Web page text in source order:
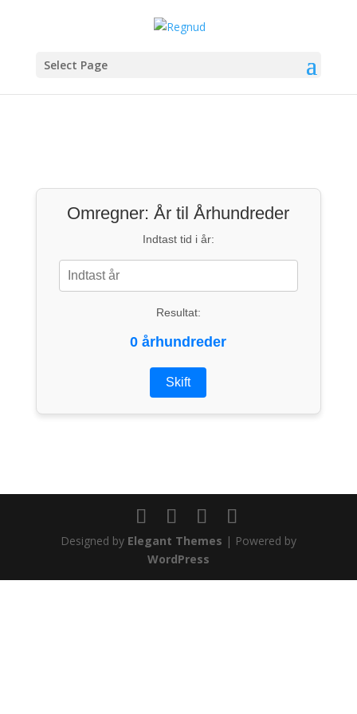
Select Page
Omregner: År til Århundreder
Indtast tid i år:
Resultat:
0 århundreder
Skift
Designed by Elegant Themes | Powered by
WordPress